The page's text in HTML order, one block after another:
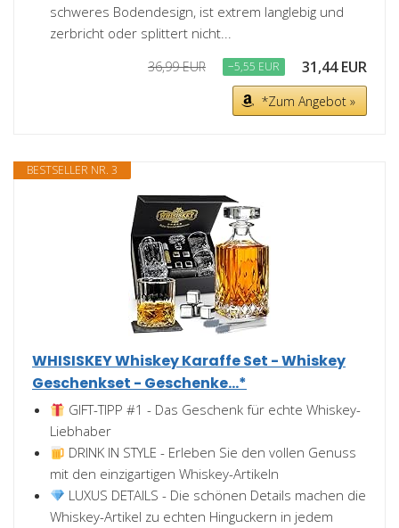
schweres Bodendesign, ist extrem langlebig und
zerbricht oder splittert nicht...
36,99 EUR −5,55 EUR 31,44 EUR
*Zum Angebot »
BESTSELLER NR. 3
WHISISKEY Whiskey Karaffe Set - Whiskey
Geschenkset - Geschenke...*
GIFT-TIPP #1 - Das Geschenk für echte Whiskey-
Liebhaber
DRINK IN STYLE - Erleben Sie den vollen Genuss
mit den einzigartigen Whiskey-Artikeln
LUXUS DETAILS - Die schönen Details machen die
Whiskey-Artikel zu echten Hinguckern in jedem